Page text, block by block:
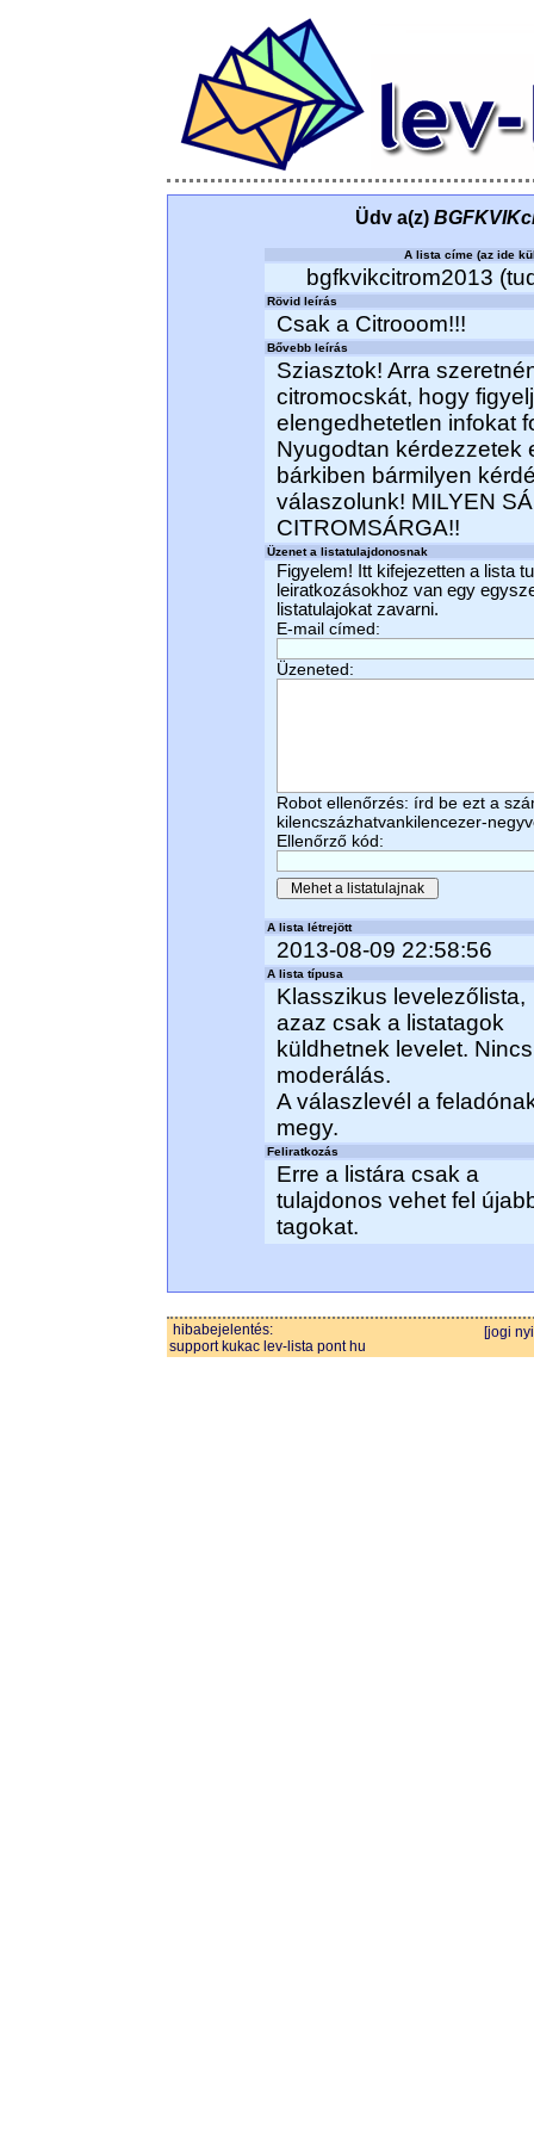
Üdv a(z)
A lista címe (az ide
bgfkvikcitrom2013
Rövid leírás
Csak a Citrooom!!!
Bővebb leírás
Sziasztok! Arra
citromocskát, hogy
elengedhetetlen infokat
Nyugodtan kérdezzetek
bárkiben bármilyen
válaszolunk! MILYEN
CITROMSÁRGA!!
Üzenet a listatulajdonosnak
Figyelem! Itt kifejezetten a lista
leiratkozásokhoz van egy
listatulajokat zavarni.
E-mail címed:
Üzeneted:
Robot ellenőrzés: írd be ezt a
kilencszázhatvankilencezer-
Ellenőrző kód:
A lista létrejött
2013-08-09 22:58:56
A lista típusa
Klasszikus levelezőlista,
azaz csak a listatagok
küldhetnek levelet. Nincs
moderálás.
A válaszlevél a
megy.
Feliratkozás
Erre a listára csak a
tulajdonos vehet fel
tagokat.
hibabejelentés:
support kukac lev-lista pont hu
[jogi